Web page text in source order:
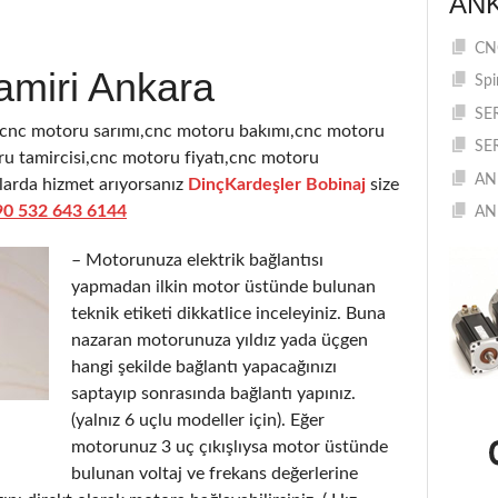
Ankara
motoru sarımı,cnc motoru bakımı,cnc motoru
tamircisi,cnc motoru fiyatı,cnc motoru
hizmet arıyorsanız DinçKardeşler Bobinaj size
532 643 6144
– Motorunuza elektrik bağlantısı
yapmadan ilkin motor üstünde bulunan
teknik etiketi dikkatlice inceleyiniz. Buna
nazaran motorunuza yıldız yada üçgen
hangi şekilde bağlantı yapacağınızı
saptayıp sonrasında bağlantı yapınız.
(yalnız 6 uçlu modeller için). Eğer
motorunuz 3 uç çıkışlıysa motor üstünde
bulunan voltaj ve frekans değerlerine